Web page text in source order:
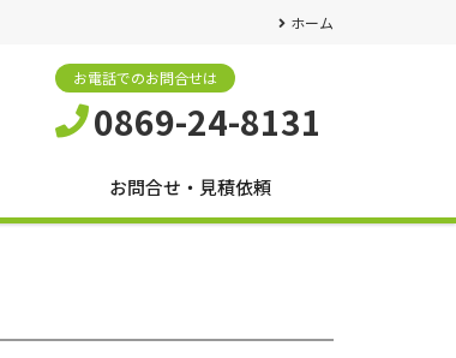
ホーム
お電話でのお問合せは
0869-24-8131
お問合せ・見積依頼